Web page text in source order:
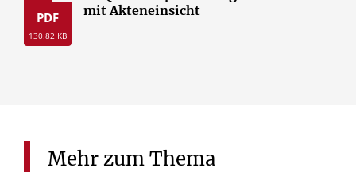
PDF
130.82 KB
mit Akteneinsicht
Mehr zumThema